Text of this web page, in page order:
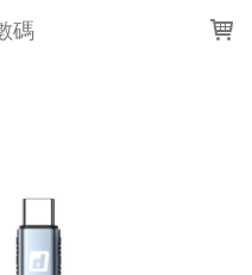
碼